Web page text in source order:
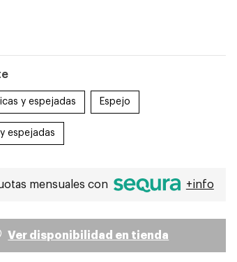
y espejadas Espejo
espejadas
mensuales con +info
Ver disponibilidad en tienda